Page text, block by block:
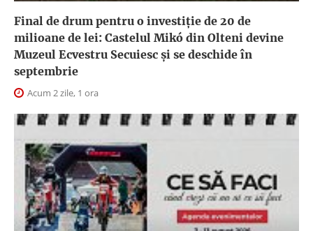
Final de drum pentru o investiție de 20 de
milioane de lei: Castelul Mikó din Olteni devine
Muzeul Ecvestru Secuiesc și se deschide în
septembrie
Acum 2 zile, 1 ora